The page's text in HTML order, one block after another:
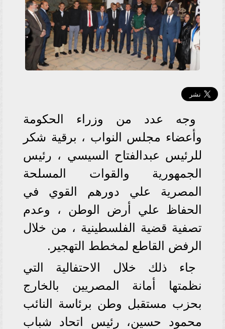
وجه عدد من وزراء الحكومة
وأعضاء مجلس النواب ، برقية شكر
للرئيس عبدالفتاح السيسي ، رئيس
الجمهورية والقوات المسلحة
المصرية علي دورهم القوي في
الحفاظ علي أرض الوطن ، وعدم
تصفية قضية الفلسطينية ، من خلال
الرفض القاطع لمخطط التهجير.
جاء ذلك خلال الاحتفالية التي
نظمتها أمانة المصريين بالخارج
بحزب مستقبل وطن برئاسة النائب
محمود حسين، رئيس اتحاد شباب